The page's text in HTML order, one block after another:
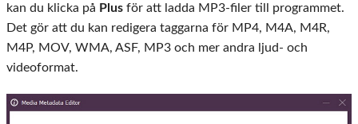
kan du klicka på Plus för att ladda MP3-filer till programmet.
Det gör att du kan redigera taggarna för MP4, M4A, M4R,
M4P, MOV, WMA, ASF, MP3 och mer andra ljud- och
videoformat.